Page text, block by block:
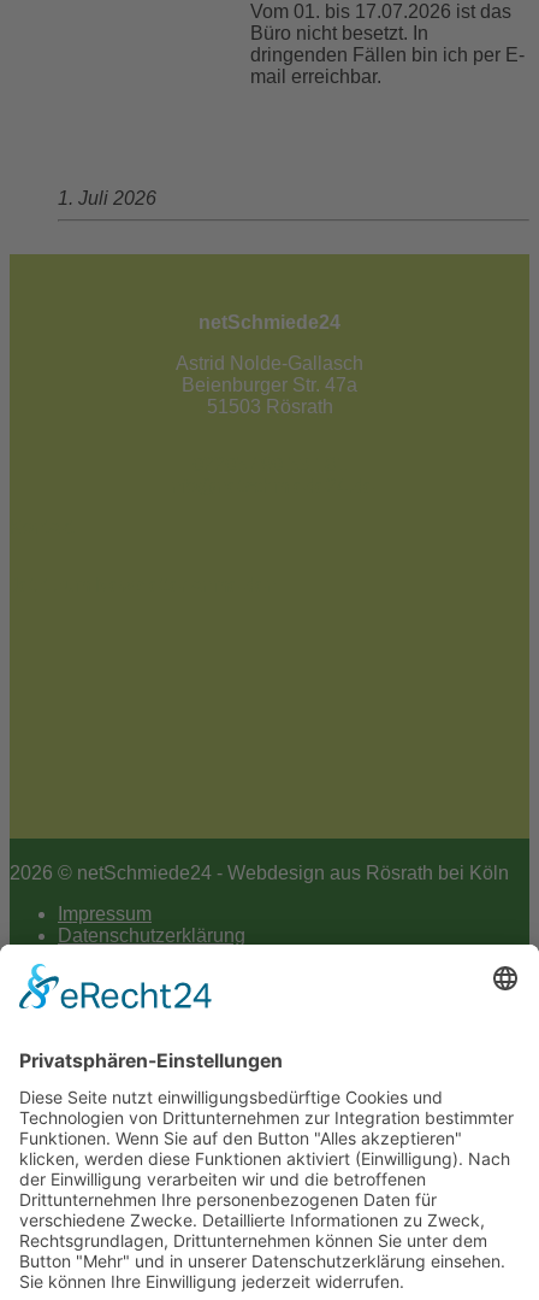
Vom 01. bis 17.07.2026 ist das
Büro nicht besetzt. In
dringenden Fällen bin ich per E-
mail erreichbar.
1. Juli 2026
netSchmiede24
Astrid Nolde-Gallasch
Beienburger Str. 47a
51503 Rösrath
2026 © netSchmiede24 - Webdesign aus Rösrath bei Köln
Impressum
Datenschutzerklärung
Cookie-Einstellungen
to
top